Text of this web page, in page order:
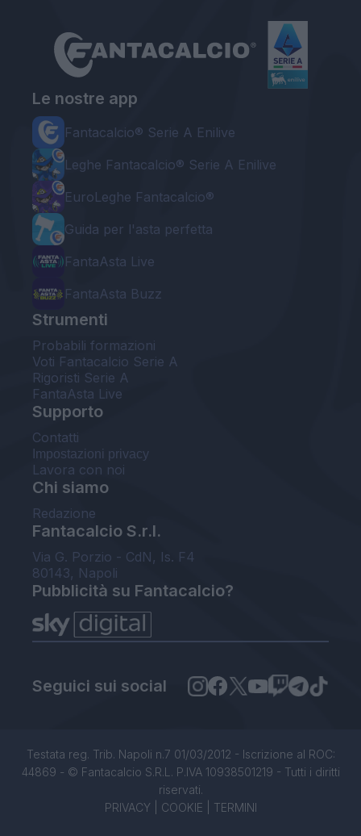
Le nostre app
Fantacalcio® Serie A Enilive
Leghe Fantacalcio® Serie A Enilive
EuroLeghe Fantacalcio®
Guida per l'asta perfetta
FantaAsta Live
FantaAsta Buzz
Strumenti
Probabili formazioni
Voti Fantacalcio Serie A
Rigoristi Serie A
FantaAsta Live
Supporto
Contatti
Impostazioni privacy
Lavora con noi
Chi siamo
Redazione
Fantacalcio S.r.l.
Via G. Porzio - CdN, Is. F4
80143, Napoli
Pubblicità su Fantacalcio?
Seguici sui social
Testata reg. Trib. Napoli n.7 01/03/2012 - Iscrizione al ROC:
44869 - © Fantacalcio S.R.L. P.IVA 10938501219 - Tutti i diritti
riservati.
PRIVACY| COOKIE TERMINI